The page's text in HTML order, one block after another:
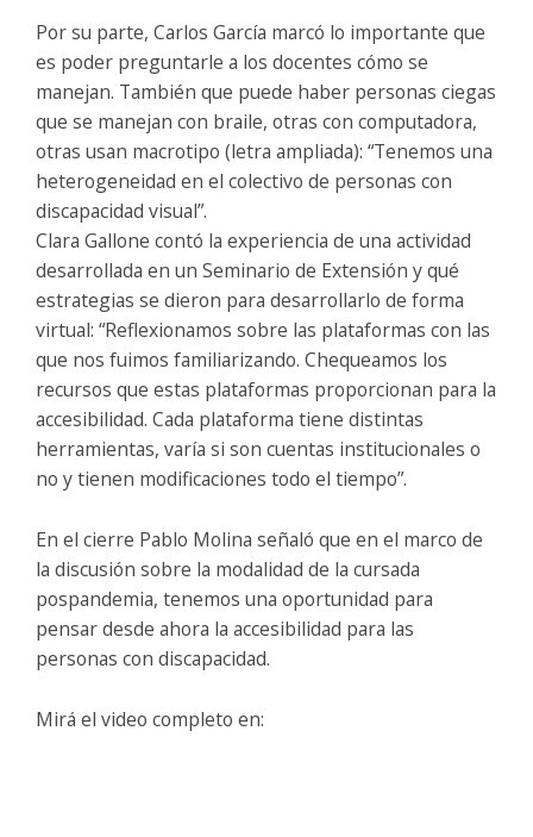
Por su parte, Carlos García marcó lo importante que
es poder preguntarle a los docentes cómo se
manejan. También que puede haber personas ciegas
que se manejan con braile, otras con computadora,
otras usan macrotipo (letra ampliada): “Tenemos una
heterogeneidad en el colectivo de personas con
discapacidad visual”.
Clara Gallone contó la experiencia de una actividad
desarrollada en un Seminario de Extensión y qué
estrategias se dieron para desarrollarlo de forma
virtual: “Reflexionamos sobre las plataformas con las
que nos fuimos familiarizando. Chequeamos los
recursos que estas plataformas proporcionan para la
accesibilidad. Cada plataforma tiene distintas
herramientas, varía si son cuentas institucionales o
no y tienen modificaciones todo el tiempo”.
En el cierre Pablo Molina señaló que en el marco de
la discusión sobre la modalidad de la cursada
pospandemia, tenemos una oportunidad para
pensar desde ahora la accesibilidad para las
personas con discapacidad.
Mirá el video completo en: